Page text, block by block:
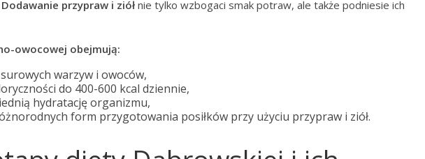
Dodawanie przypraw i ziół nie tylko wzbogaci smak potraw, ale także podniesie ich
owocowej obejmują:
warzyw i owoców,
do 400-600 kcal dziennie,
hydratację organizmu,
form przygotowania posiłków przy użyciu przypraw i ziół.